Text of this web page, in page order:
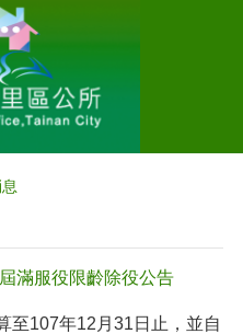
滿服役限齡除役公告
至107年12 月 31 日止，並自